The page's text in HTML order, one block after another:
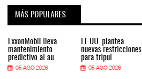
MÁS POPULARES
ExxonMobil lleva
mantenimiento
predictivo al au
05 AGO 2026
EE.UU. plantea
nuevas restricciones
para tripul
05 AGO 2026